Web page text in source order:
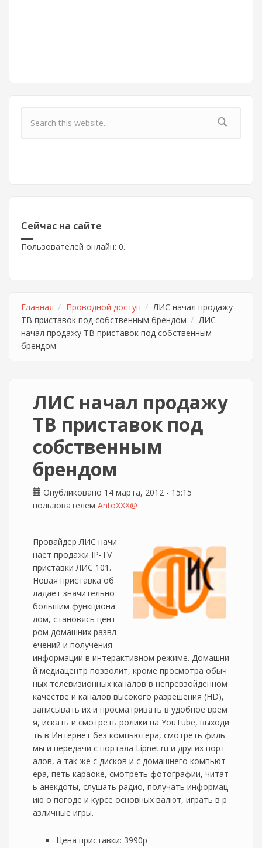
Форма поиска
Сейчас на сайте
Пользователей онлайн: 0.
Главная Проводной доступ
ЛИС начал продажу
ТВ приставок под собственным брендом
ЛИС
начал продажу ТВ приставок под собственным
брендом
ЛИС начал продажу
ТВ приставок под
собственным
брендом
Опубликовано 14 марта, 2012 - 15:15
пользователем AntoXXX@
Провайдер ЛИС начи
нает продажи IP-TV
приставки ЛИС 101.
Новая приставка об
ладает значительно
большим функциона
лом, становясь цент
ром домашних развл
ечений и получения
информации в интерактивном режиме. Домашни
й медиацентр позволит, кроме просмотра обыч
ных телевизионных каналов в непревзойденном
качестве и каналов высокого разрешения (HD),
записывать их и просматривать в удобное врем
я, искать и смотреть ролики на YouTube, выходи
ть в Интернет без компьютера, смотреть филь
мы и передачи с портала Lipnet.ru и других порт
алов, а так же с дисков и с домашнего компьют
ера, петь караоке, смотреть фотографии, читат
ь анекдоты, слушать радио, получать информац
ию о погоде и курсе основных валют, играть в р
азличные игры.
Цена приставки: 3990р